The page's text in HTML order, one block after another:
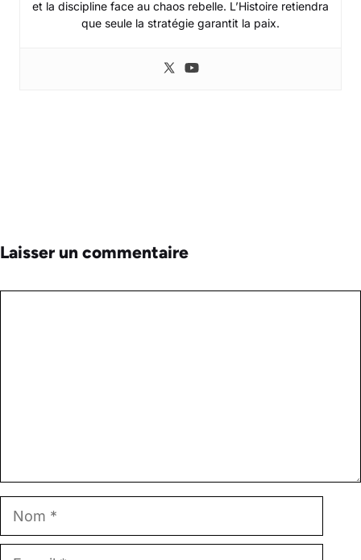
et la discipline face au chaos rebelle. L’Histoire retiendra
que seule la stratégie garantit la paix.
Laisser un commentaire